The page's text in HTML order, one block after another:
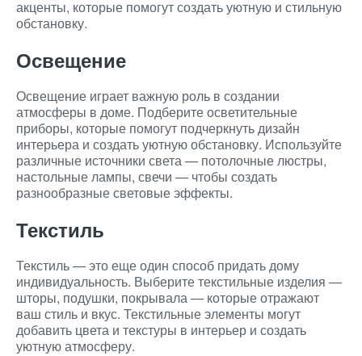
акценты, которые помогут создать уютную и стильную
обстановку.
Освещение
Освещение играет важную роль в создании
атмосферы в доме. Подберите осветительные
приборы, которые помогут подчеркнуть дизайн
интерьера и создать уютную обстановку. Используйте
различные источники света — потолочные люстры,
настольные лампы, свечи — чтобы создать
разнообразные световые эффекты.
Текстиль
Текстиль — это еще один способ придать дому
индивидуальность. Выберите текстильные изделия —
шторы, подушки, покрывала — которые отражают
ваш стиль и вкус. Текстильные элементы могут
добавить цвета и текстуры в интерьер и создать
уютную атмосферу.